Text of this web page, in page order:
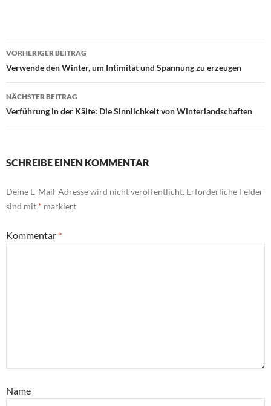
Beitragsnavigation
VORHERIGER BEITRAG
Verwende den Winter, um Intimität und Spannung zu erzeugen
NÄCHSTER BEITRAG
Verführung in der Kälte: Die Sinnlichkeit von Winterlandschaften
SCHREIBE EINEN KOMMENTAR
Deine E-Mail-Adresse wird nicht veröffentlicht. Erforderliche Felder
sind mit * markiert
Kommentar *
Name